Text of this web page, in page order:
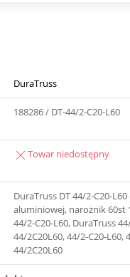
DuraTruss
188286 / DT-44/2-C20-L60
Towar niedostępny
DuraTruss DT 44/2-C20-
aluminiowej, narożnik 60st
44/2-C20-L60, DuraTruss
44/2C20L60, 44/2-C20-L60,
44/2C20L60